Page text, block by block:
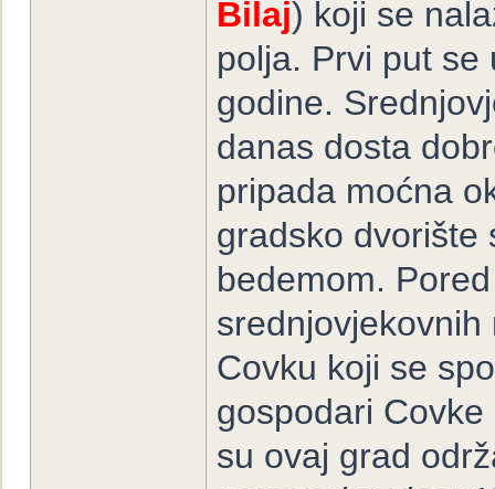
Bilaj) koji se
polja. Prvi put se
godine.
danas dosta
pripada moćna
gradsko dvorište
bedemom.
Covku koji se
gospodari
su ovaj grad